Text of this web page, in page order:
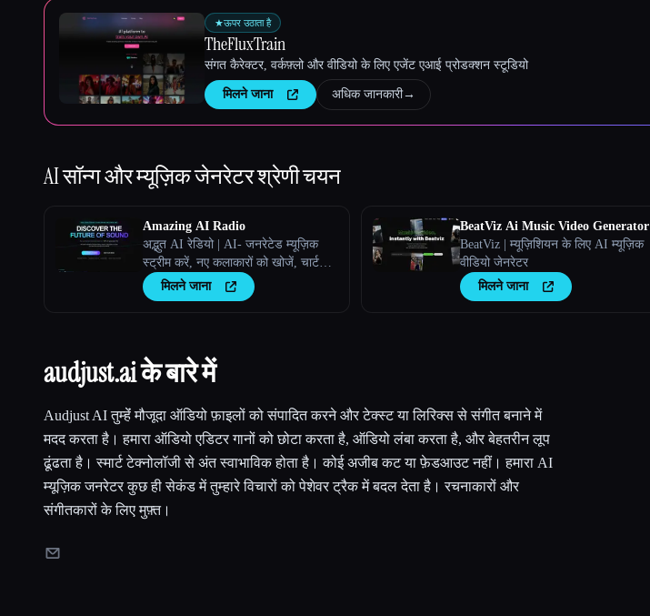
★ऊपर उठाता है
TheFluxTrain
संगत कैरेक्टर, वर्कफ़्लो और वीडियो के लिए एजेंट एआई प्रोडक्शन स्टूडियो
मिलने जाना अधिक जानकारी→
AI सॉन्ग और म्यूज़िक जेनरेटरश्रेणी चयन
Amazing AI Radio
अद्भुत AI रेडियो | AI- जनरेटेड म्यूज़िक
स्ट्रीम करें, नए कलाकारों को खोजें, चार्ट
देखें, और Amazing AI रेडियो पर अपने
खुद के ट्रैक अपलोड करें।
मिलने जाना
BeatViz Ai Music Video Generator
BeatViz | म्यूज़िशियन के लिए AI म्यूज़िक
वीडियो जेनरेटर
मिलने जाना
audjust.ai के बारे में
Audjust AI तुम्हेंं मौजूदा ऑडियो फ़ाइलों को संपादित करने और टेक्स्ट या लिरिक्स से संगीत बनाने में
मदद करता है। हमारा ऑडियो एडिटर गानों को छोटा करता है, ऑडियो लंबा करता है, और बेहतरीन लूप
ढूंढता है। स्मार्ट टेक्नोलॉजी से अंत स्वाभाविक होता है। कोई अजीब कट या फ़ेडआउट नहीं। हमारा AI
म्यूज़िक जनरेटर कुछ ही सेकंड में तुम्हारे विचारों को पेशेवर ट्रैक में बदल देता है। रचनाकारों और
संगीतकारों के लिए मुफ़्त।